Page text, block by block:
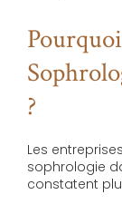
?
Les
sophrologie
constatent